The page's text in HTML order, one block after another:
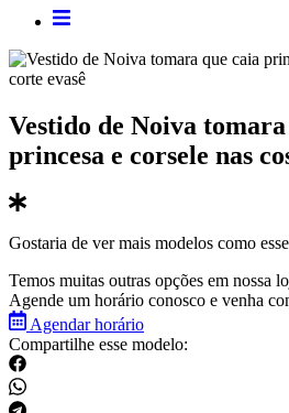
Vestido de Noiva
princesa e corsele nas
Gostaria de ver mais modelos como
Temos muitas outras opções em nossa
Agende um horário conosco e venha
Agendar horário
Compartilhe esse modelo: